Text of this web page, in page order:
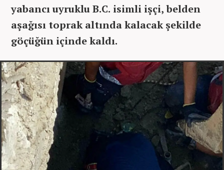
yabancı uyruklu B.C. isimli işçi, belden
aşağısı toprak altında kalacak şekilde
göçüğün içinde kaldı.